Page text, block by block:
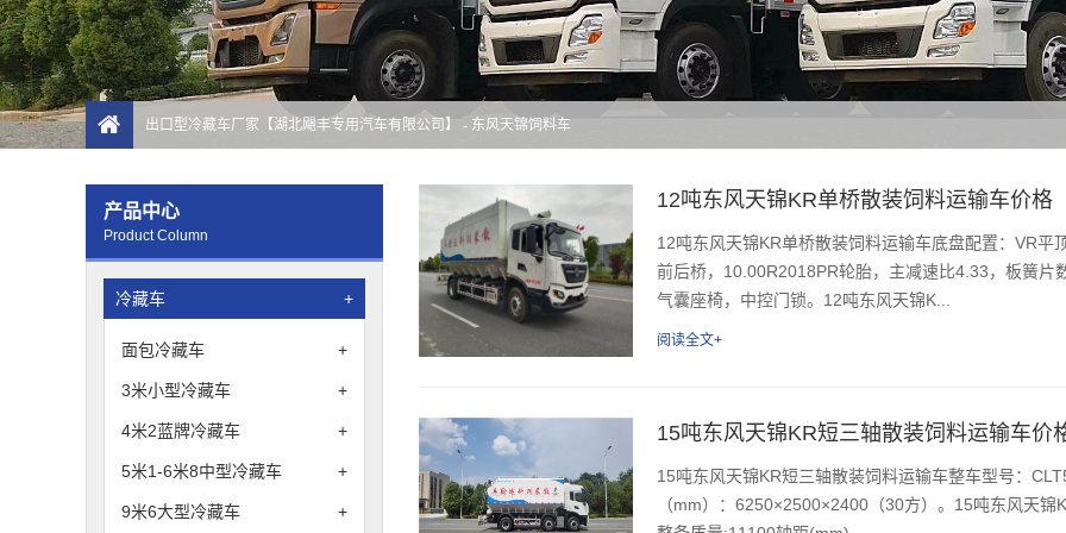
出口型冷藏车厂家【湖北飓丰专用汽车有限公司】 - 东风天锦饲料车
产品中心
Product Column
冷藏车 +
面包冷藏车 +
3米小型冷藏车 +
4米2蓝牌冷藏车 +
5米1-6米8中型冷藏车 +
9米6大型冷藏车 +
12吨东风天锦KR单桥散装饲料运输车价格
12吨东风天锦KR单桥散装饲料运输车底盘配置：VR
前后桥，10.00R2018PR轮胎，主减速比4.33，板簧
气囊座椅，中控门锁。12吨东风天锦K...
阅读全文+
15吨东风天锦KR短三轴散装饲料运输车价
15吨东风天锦KR短三轴散装饲料运输车整车型号：
（mm）：6250×2500×2400（30方）。15吨东风天